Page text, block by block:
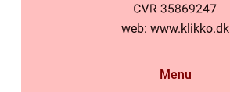
web: www.klikko.dk
Menu